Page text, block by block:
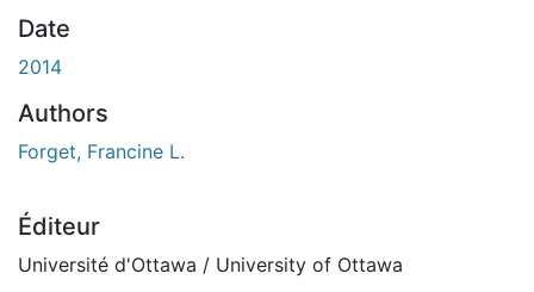
Date
2014
Authors
Forget, Francine L.
Éditeur
Université d'Ottawa / University of Ottawa